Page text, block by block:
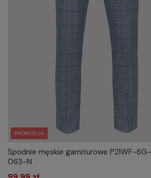
PROMOCJA
Spodnie męskie garniturowe P21WF-6G-
063-N